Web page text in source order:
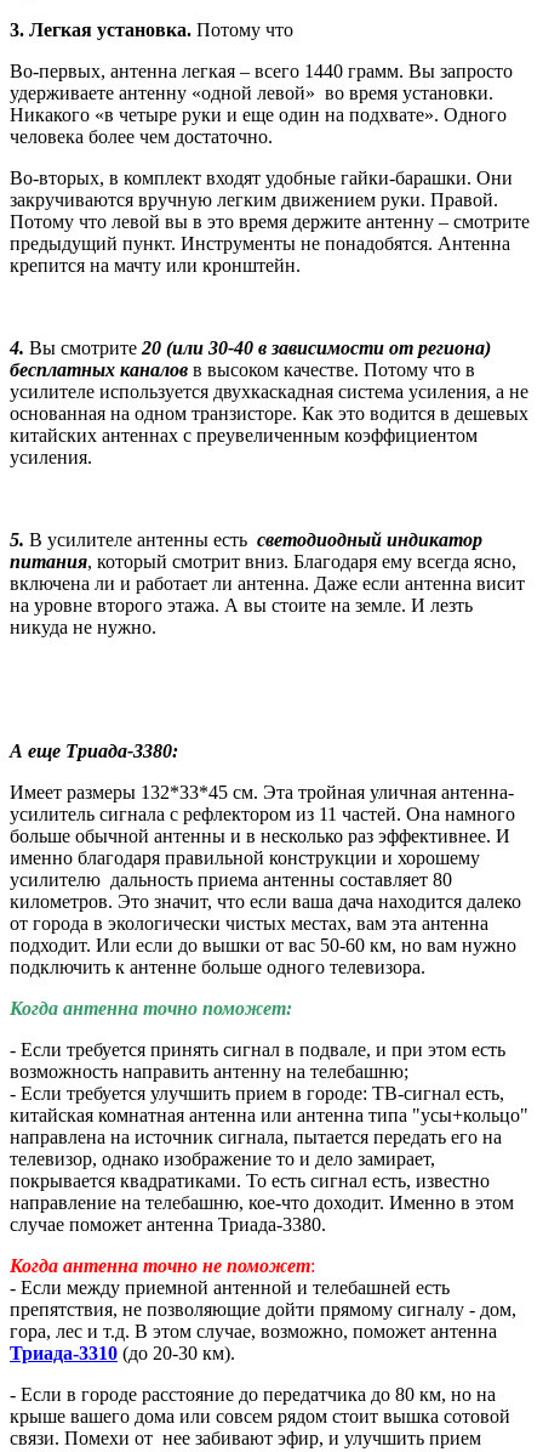
3. Легкая установка. Потому что
Во-первых, антенна легкая – всего 1440 грамм. Вы запросто
удерживаете антенну «одной левой» во время установки.
Никакого «в четыре руки и еще один на подхвате». Одного
человека более чем достаточно.
Во-вторых, в комплект входят удобные гайки-барашки. Они
закручиваются вручную легким движением руки. Правой.
Потому что левой вы в это время держите антенну – смотрите
предыдущий пункт. Инструменты не понадобятся. Антенна
крепится на мачту или кронштейн.
4. Вы смотрите 20 (или 30-40 в зависимости от региона)
бесплатных каналов в высоком качестве. Потому что в
усилителе используется двухкаскадная система усиления, а не
основанная на одном транзисторе. Как это водится в дешевых
китайских антеннах с преувеличенным коэффициентом
усиления.
5. В усилителе антенны есть светодиодный индикатор
питания, который смотрит вниз. Благодаря ему всегда ясно,
включена ли и работает ли антенна. Даже если антенна висит
на уровне второго этажа. А вы стоите на земле. И лезть
никуда не нужно.
А еще Триада-3380:
Имеет размеры 132*33*45 см. Эта тройная уличная антенна-
усилитель сигнала с рефлектором из 11 частей. Она намного
больше обычной антенны и в несколько раз эффективнее. И
именно благодаря правильной конструкции и хорошему
усилителю дальность приема антенны составляет 80
километров. Это значит, что если ваша дача находится далеко
от города в экологически чистых местах, вам эта антенна
подходит. Или если до вышки от вас 50-60 км, но вам нужно
подключить к антенне больше одного телевизора.
Когда антенна точно поможет:
- Если требуется принять сигнал в подвале, и при этом есть
возможность направить антенну на телебашню;
- Если требуется улучшить прием в городе: ТВ-сигнал есть,
китайская комнатная антенна или антенна типа "усы+кольцо"
направлена на источник сигнала, пытается передать его на
телевизор, однако изображение то и дело замирает,
покрывается квадратиками. То есть сигнал есть, известно
направление на телебашню, кое-что доходит. Именно в этом
случае поможет антенна Триада-3380.
Когда антенна точно не поможет:
- Если между приемной антенной и телебашней есть
препятствия, не позволяющие дойти прямому сигналу - дом,
гора, лес и т.д. В этом случае, возможно, поможет антенна
Триада-3310 (до 20-30 км).
- Если в городе расстояние до передатчика до 80 км, но на
крыше вашего дома или совсем рядом стоит вышка сотовой
связи. Помехи от нее забивают эфир, и улучшить прием